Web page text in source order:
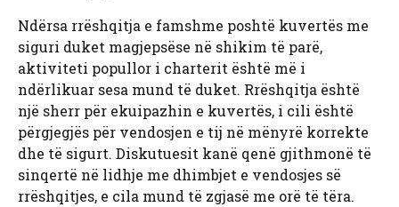
Ndërsa rrëshqitja e famshme poshtë kuvertës me
siguri duket magjepsëse në shikim të parë,
aktiviteti popullor i charterit është më i
ndërlikuar sesa mund të duket. Rrëshqitja është
një sherr për ekuipazhin e kuvertës, i cili është
përgjegjës për vendosjen e tij në mënyrë korrekte
dhe të sigurt. Diskutuesit kanë qenë gjithmonë të
sinqertë në lidhje me dhimbjet e vendosjes së
rrëshqitjes, e cila mund të zgjasë me orë të tëra.